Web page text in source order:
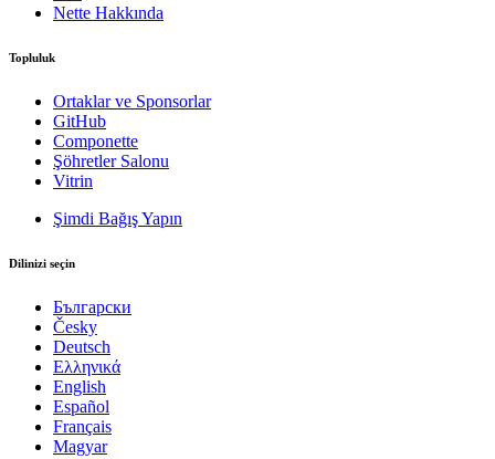
Nette Hakkında
Topluluk
Ortaklar ve Sponsorlar
GitHub
Componette
Şöhretler Salonu
Vitrin
Şimdi Bağış Yapın
Dilinizi seçin
Български
Česky
Deutsch
Ελληνικά
English
Español
Français
Magyar